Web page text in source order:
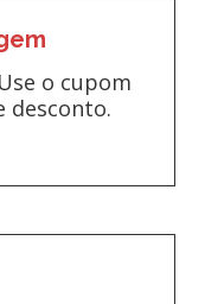
o cupom
desconto.